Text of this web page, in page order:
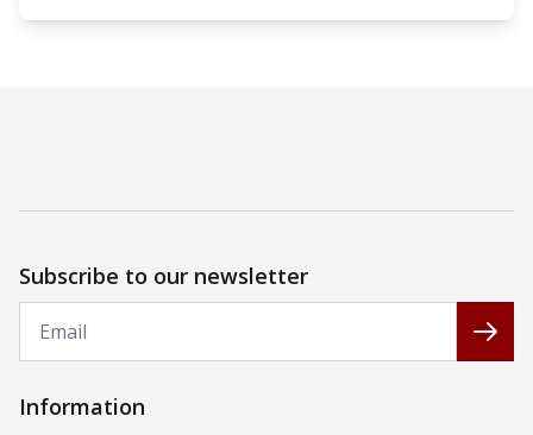
Subscribe to our newsletter
Information